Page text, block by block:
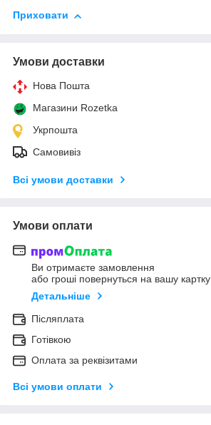
Приховати
Умови доставки
Нова Пошта
Магазини Rozetka
Укрпошта
Самовивіз
Всі умови доставки
Умови оплати
Ви отримаєте замовлення
або гроші повернуться на вашу картку
Детальніше
Післяплата
Готівкою
Оплата за реквізитами
Всі умови оплати